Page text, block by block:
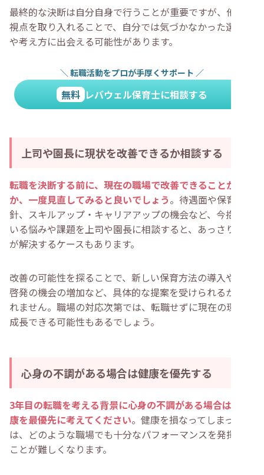
最終的な決断は自分自身で行うことが重要ですが、他者の
視点を取り入れることで、自分では気づかなかった選択肢
や考え方に出会える可能性があります。
＼ 転職活動をプロが手厚くサポート ／
無料 レバウェル保育士に相談する
上司や園長に現状を改善できるか相談する
転職を決断する前に、現在の職場で改善できることがない
か、一度見直してみると良いでしょう。待遇面や保育方
針、スキルアップ・キャリアアップの機会など、今抱えて
いる悩みや課題を上司や園長に相談すると、あっさり問題
が解決するケースもあります。
改善の可能性を探ることで、新しい保育方法の導入や自己
啓発の機会の増加など、具体的な提案を受けられるかもし
れません。職場の対応次第では、転職せずに現在の環境で
成長できる可能性もあるでしょう。
心身の不調がある場合は健康を優先する
3年目の転職を考える背景に心身の不調がある場合は、健
康を最優先に考えてください。健康を損なってしまって
は、どのような職場でも十分なパフォーマンスを発揮する
ことが難しくなります。